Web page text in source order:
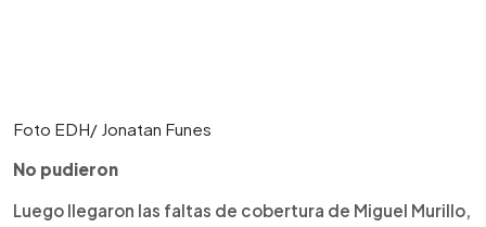
Foto EDH/ Jonatan Funes
No pudieron
Luego llegaron las faltas de cobertura de Miguel Murillo,